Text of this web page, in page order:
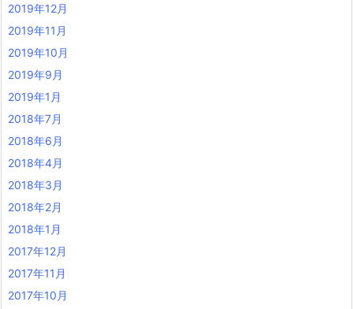
2019年12月
2019年11月
2019年10月
2019年9月
2019年1月
2018年7月
2018年6月
2018年4月
2018年3月
2018年2月
2018年1月
2017年12月
2017年11月
2017年10月